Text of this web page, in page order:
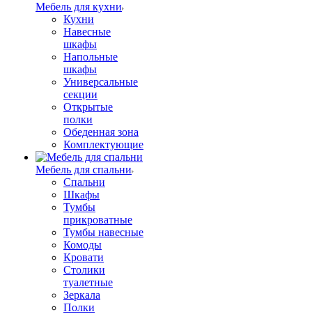
Мебель для кухни
Кухни
Навесные
шкафы
Напольные
шкафы
Универсальные
секции
Открытые
полки
Обеденная зона
Комплектующие
Мебель для спальни
Спальни
Шкафы
Тумбы
прикроватные
Тумбы навесные
Комоды
Кровати
Столики
туалетные
Зеркала
Полки